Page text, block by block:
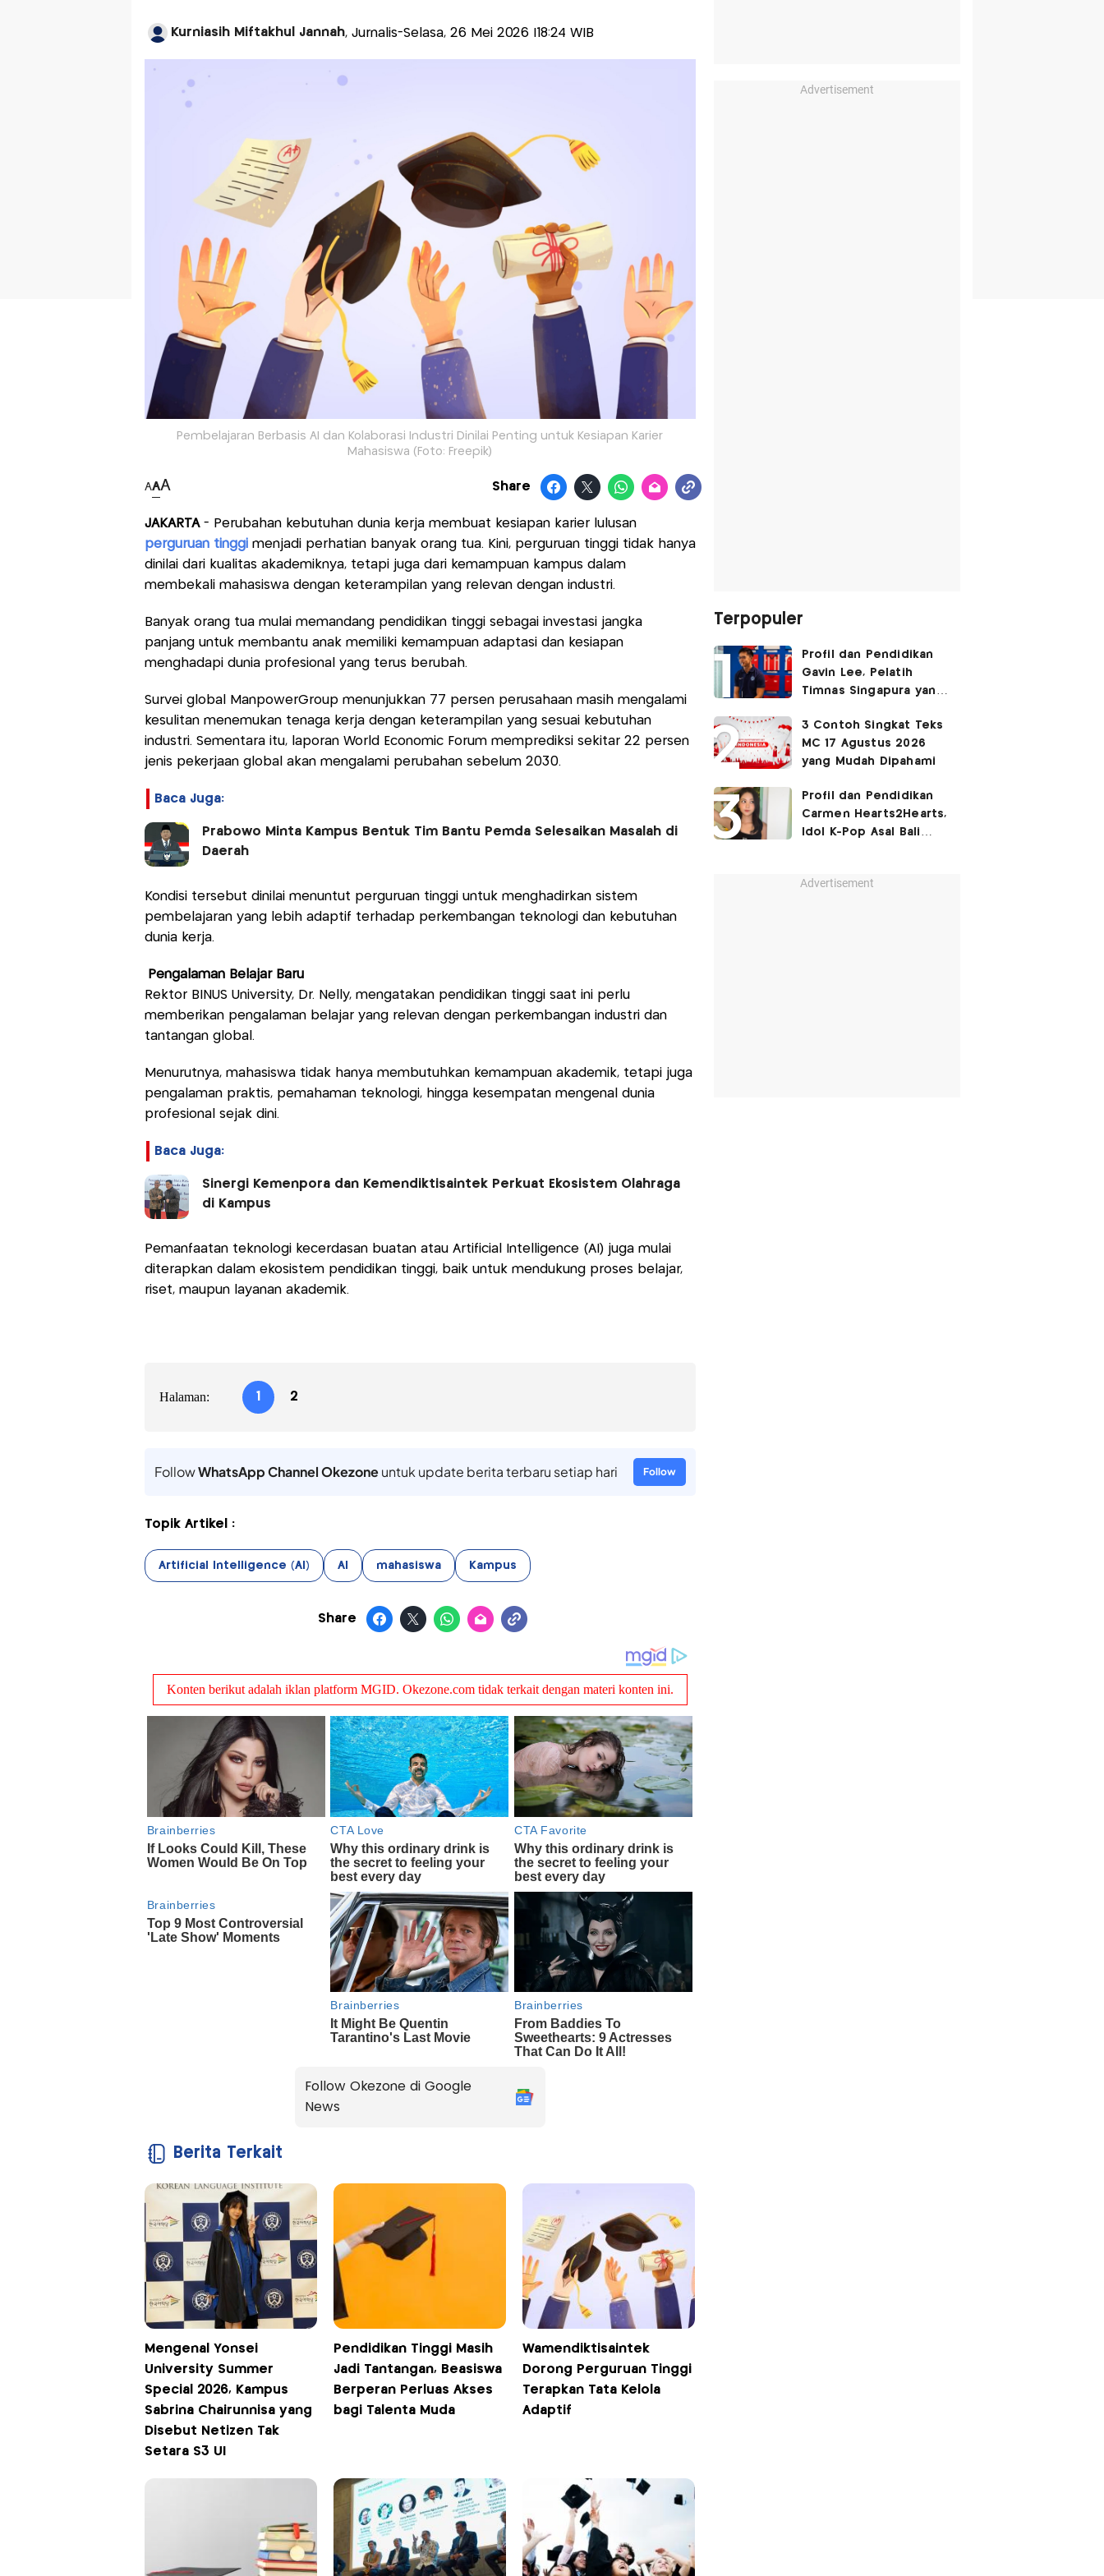
Kurniasih Miftakhul Jannah, Jurnalis-Selasa, 26 Mei 2026 |18:24 WIB
Pembelajaran Berbasis AI dan Kolaborasi Industri Dinilai Penting untuk Kesiapan Karier
Mahasiswa (Foto: Freepik)
AAA Share
JAKARTA - Perubahan kebutuhan dunia kerja membuat kesiapan karier lulusan
perguruan tinggimenjadi perhatian banyak orang tua. Kini, perguruan tinggi tidak hanya
dinilai dari kualitas akademiknya, tetapi juga dari kemampuan kampus dalam
membekali mahasiswa dengan keterampilan yang relevan dengan industri.
Banyak orang tua mulai memandang pendidikan tinggi sebagai investasi jangka
panjang untuk membantu anak memiliki kemampuan adaptasi dan kesiapan
menghadapi dunia profesional yang terus berubah.
Survei global ManpowerGroup menunjukkan 77 persen perusahaan masih mengalami
kesulitan menemukan tenaga kerja dengan keterampilan yang sesuai kebutuhan
industri. Sementara itu, laporan World Economic Forum memprediksi sekitar 22 persen
jenis pekerjaan global akan mengalami perubahan sebelum 2030.
Baca Juga:
Prabowo Minta Kampus Bentuk Tim Bantu Pemda Selesaikan Masalah di
Daerah
Kondisi tersebut dinilai menuntut perguruan tinggi untuk menghadirkan sistem
pembelajaran yang lebih adaptif terhadap perkembangan teknologi dan kebutuhan
dunia kerja.
Pengalaman Belajar Baru
Rektor BINUS University, Dr. Nelly, mengatakan pendidikan tinggi saat ini perlu
memberikan pengalaman belajar yang relevan dengan perkembangan industri dan
tantangan global.
Menurutnya, mahasiswa tidak hanya membutuhkan kemampuan akademik, tetapi juga
pengalaman praktis, pemahaman teknologi, hingga kesempatan mengenal dunia
profesional sejak dini.
Baca Juga:
Sinergi Kemenpora dan Kemendiktisaintek Perkuat Ekosistem Olahraga
di Kampus
Pemanfaatan teknologi kecerdasan buatan atau Artificial Intelligence (AI) juga mulai
diterapkan dalam ekosistem pendidikan tinggi, baik untuk mendukung proses belajar,
riset, maupun layanan akademik.
Halaman: 1 2
FollowWhatsApp Channel Okezoneuntuk update berita terbaru setiap hari Follow
Topik Artikel :
Artificial Intelligence (AI) AI mahasiswa Kampus
Share
Follow Okezone di Google
News
Berita Terkait
Mengenal Yonsei
University Summer
Special 2026, Kampus
Sabrina Chairunnisa yang
Disebut Netizen Tak
Setara S3 UI
Pendidikan Tinggi Masih
Jadi Tantangan, Beasiswa
Berperan Perluas Akses
bagi Talenta Muda
Wamendiktisaintek
Dorong Perguruan Tinggi
Terapkan Tata Kelola
Adaptif
Advertisement
Terpopuler
Profil dan Pendidikan
Gavin Lee, Pelatih
Timnas Singapura yang
2026
3 Contoh Singkat Teks
MC 17 Agustus 2026
yang Mudah Dipahami
Profil dan Pendidikan
Carmen Hearts2Hearts,
Idol K-Pop Asal Bali
Advertisement